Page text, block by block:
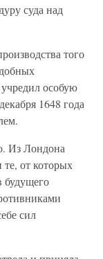
суда над
того
особую
1648 года
Из Лондона
от которых
будущего
сил